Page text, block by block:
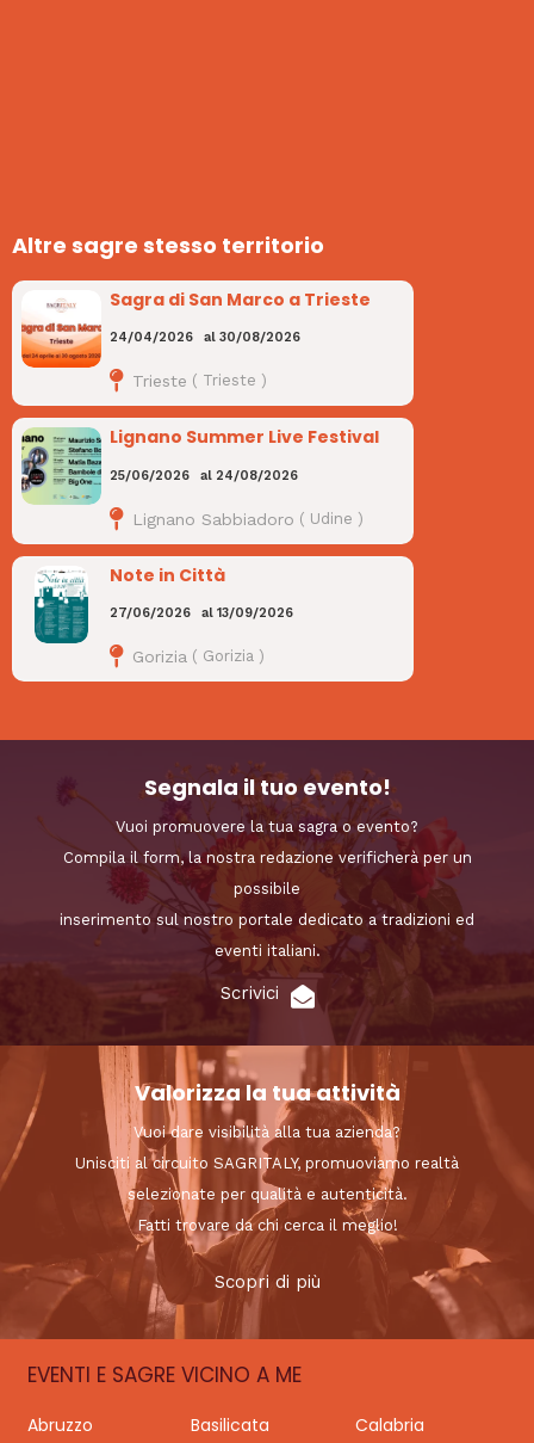
Altre sagre stesso territorio
Sagra di San Marco a Trieste
24/04/2026 al30/08/2026
Trieste ( Trieste )
Lignano Summer Live Festival
25/06/2026 al 24/08/2026
Lignano Sabbiadoro ( Udine )
Note in Città
27/06/2026 al13/09/2026
Gorizia ( Gorizia )
Segnala il tuo evento!
Vuoi promuovere la tua sagra o evento?
Compila il form, la nostra redazione verificherà per un
possibile
inserimento sul nostro portale dedicato a tradizioni ed
eventi italiani.
Scrivici
Valorizza la tua attività
Vuoi dare visibilità alla tua azienda?
Unisciti al circuito SAGRITALY, promuoviamo realtà
selezionate per qualità e autenticità.
Fatti trovare da chi cerca il meglio!
Scopri di più
EVENTI E SAGRE VICINO A ME
Abruzzo Basilicata
Calabria